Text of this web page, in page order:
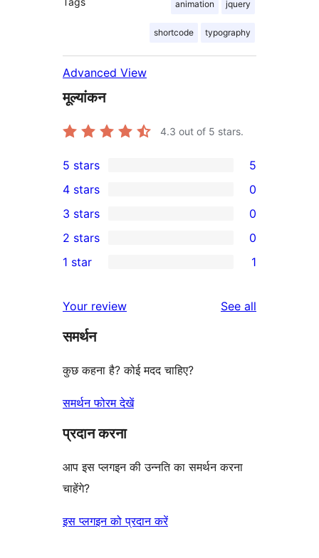
animation jquery
shortcode typography
Advanced View
मूल्यांकन
4.3 out of 5 stars.
5
5-
star
reviews
5 stars 5
4-
star
reviews
4 stars 0
0
3-
star
3 stars 0
2-
reviews
2 stars 0
star
review
1 star 1
Your review See all
समर्थन
कुछ कहना है? कोई मदद चाहिए?
समर्थन फोरम देखें
प्रदान करना
आप इस प्लगइन की उन्नति का समर्थन करना
चाहेंगे?
इस प्लगइन को प्रदान करें